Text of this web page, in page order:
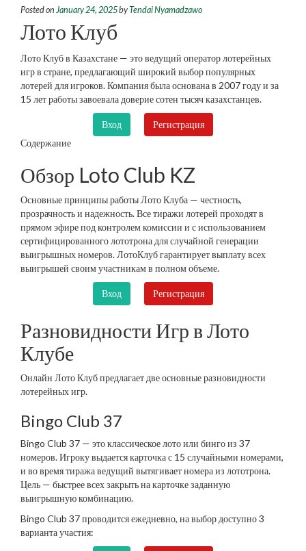
Posted on January 24, 2025byTendai Nyamadzawo
Лото Клуб
Лото Клуб в Казахстане — это ведущий оператор лотерейных
игр в стране, предлагающий широкий выбор популярных
лотерей для игроков. Компания была основана в 2007 году и за
15 лет работы завоевала доверие сотен тысяч казахстанцев.
Вход
Регистрация
Содержание
Обзор Loto Club KZ
Основные принципы работы Лото Клуба — честность,
прозрачность и надежность. Все тиражи лотерей проходят в
прямом эфире под контролем комиссии и с использованием
сертифицированного лототрона для случайной генерации
выигрышных номеров. ЛотоКлуб гарантирует выплату всех
выигрышей своим участникам в полном объеме.
Вход Регистрация
Разновидности Игр в Лото
Клубе
Онлайн Лото Клуб предлагает две основные разновидности
лотерейных игр.
Bingo Club 37
Bingo Club 37 — это классическое лото или бинго из 37
номеров. Игроку выдается карточка с 15 случайными номерами,
и во время тиража ведущий вытягивает номера из лототрона.
Цель — быстрее всех закрыть на карточке заданную
выигрышную комбинацию.
Bingo Club 37 проводится ежедневно, на выбор доступно 3
варианта участия: